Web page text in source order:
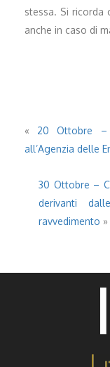
stessa. Si ricorda
anche in caso di
« 20 Ottobre –
all’Agenzia delle
30 Ottobre –
derivanti
ravvedimento »